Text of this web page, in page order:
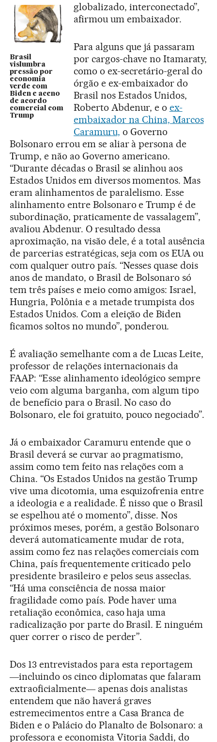
Brasil
vislumbra
pressão por
economia
verde com
Biden e aceno
de acordo
comercial com
Trump
globalizado, interconectado”,
afirmou um embaixador.
Para alguns que já passaram
por cargos-chave no Itamaraty,
como o ex-secretário-geral do
órgão e ex-embaixador do
Brasil nos Estados Unidos,
Roberto Abdenur, e o ex-
embaixador na China, Marcos
Caramuru, o Governo
Bolsonaro errou em se aliar à persona de
Trump, e não ao Governo americano.
“Durante décadas o Brasil se alinhou aos
Estados Unidos em diversos momentos. Mas
eram alinhamentos de paralelismo. Esse
alinhamento entre Bolsonaro e Trump é de
subordinação, praticamente de vassalagem”,
avaliou Abdenur. O resultado dessa
aproximação, na visão dele, é a total ausência
de parcerias estratégicas, seja com os EUA ou
com qualquer outro país. “Nesses quase dois
anos de mandato, o Brasil de Bolsonaro só
tem três países e meio como amigos: Israel,
Hungria, Polônia e a metade trumpista dos
Estados Unidos. Com a eleição de Biden
ficamos soltos no mundo”, ponderou.
É avaliação semelhante com a de Lucas Leite,
professor de relações internacionais da
FAAP: “Esse alinhamento ideológico sempre
veio com alguma barganha, com algum tipo
de benefício para o Brasil. No caso do
Bolsonaro, ele foi gratuito, pouco negociado”.
Já o embaixador Caramuru entende que o
Brasil deverá se curvar ao pragmatismo,
assim como tem feito nas relações com a
China. “Os Estados Unidos na gestão Trump
vive uma dicotomia, uma esquizofrenia entre
a ideologia e a realidade. É nisso que o Brasil
se espelhou até o momento”, disse. Nos
próximos meses, porém, a gestão Bolsonaro
deverá automaticamente mudar de rota,
assim como fez nas relações comerciais com
China, país frequentemente criticado pelo
presidente brasileiro e pelos seus asseclas.
“Há uma consciência de nossa maior
fragilidade como país. Pode haver uma
retaliação econômica, caso haja uma
radicalização por parte do Brasil. E ninguém
quer correr o risco de perder”.
Dos 13 entrevistados para esta reportagem
―incluindo os cinco diplomatas que falaram
extraoficialmente― apenas dois analistas
entendem que não haverá graves
estremecimentos entre a Casa Branca de
Biden e o Palácio do Planalto de Bolsonaro: a
professora e economista Vitoria Saddi, do